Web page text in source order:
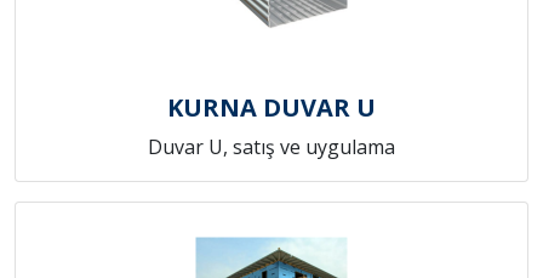
KURNA DUVAR U
Duvar U, satış ve uygulama